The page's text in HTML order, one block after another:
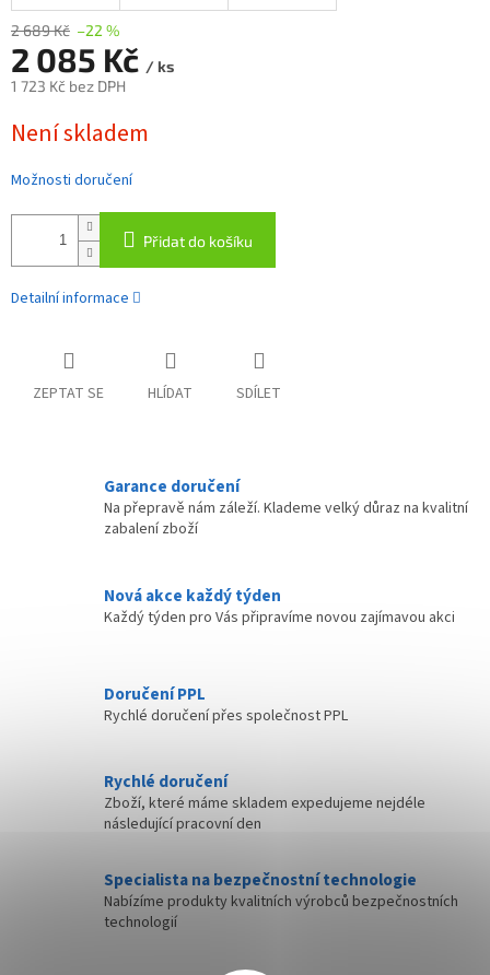
2 689 Kč –22 %
2 085 Kč / ks
1 723 Kč bez DPH
cena:
Není skladem
Možnosti doručení
Přidat do košíku
Detailní informace
ZEPTAT SE HLÍDAT SDÍLET
Garance doručení
Na přepravě nám záleží. Klademe velký důraz na kvalitní
zabalení zboží
Nová akce každý týden
Každý týden pro Vás připravíme novou zajímavou akci
Doručení PPL
Rychlé doručení přes společnost PPL
Rychlé doručení
Zboží, které máme skladem expedujeme nejdéle
následující pracovní den
Specialista na bezpečnostní technologie
Nabízíme produkty kvalitních výrobců bezpečnostních
technologií